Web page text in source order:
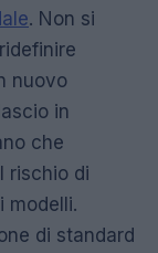
. Non si
nuovo
in
che
rischio di
modelli.
di standard